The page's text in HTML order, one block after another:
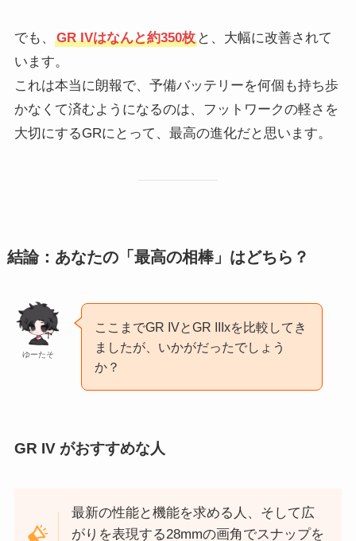
でも、 GR IVはなんと約350枚と、大幅に改善されて
います。
これは本当に朗報で、予備バッテリーを何個も持ち歩
かなくて済むようになるのは、フットワークの軽さを
大切にするGRにとって、最高の進化だと思います。
結論：あなたの「最高の相棒」はどちら？
ゆーたそ
ここまでGR IVとGR IIIxを比較してき
ましたが、いかがだったでしょう
か？
GR IVがおすすめな人
最新の性能と機能を求める人、そして広
がりを表現する28mmの画角でスナップを